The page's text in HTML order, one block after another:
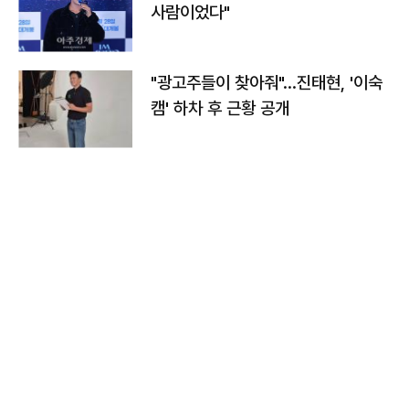
사람이었다"
"광고주들이 찾아줘"…진태현, '이숙
캠' 하차 후 근황 공개